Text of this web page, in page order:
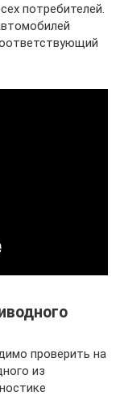
потребителей.
проверить на
из